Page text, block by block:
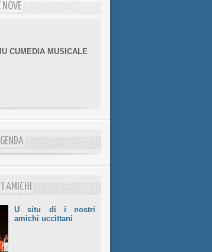
NOVE
AMICHI
U situ di i nostri
amichi uccittani